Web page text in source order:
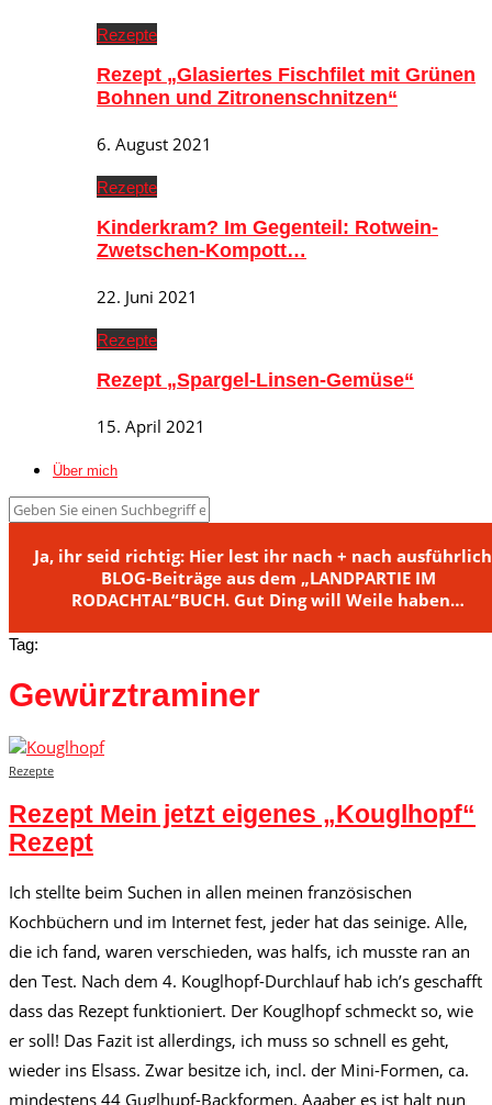
Rezepte
Rezept „Glasiertes Fischfilet mit Grünen
Bohnen und Zitronenschnitzen“
6. August 2021
Rezepte
Kinderkram? Im Gegenteil: Rotwein-
Zwetschen-Kompott…
22. Juni 2021
Rezepte
Rezept „Spargel-Linsen-Gemüse“
15. April 2021
Über mich
Ja, ihr seid richtig: Hier lest ihr nach + nach
BLOG-Beiträge aus dem „LANDPARTIE IM
RODACHTAL“BUCH. Gut Ding will Weile haben…
Tag:
Gewürztraminer
Rezepte
Rezept Mein jetzt eigenes „Kouglhopf“
Rezept
Ich stellte beim Suchen in allen meinen französischen
Kochbüchern und im Internet fest, jeder hat das seinige. Alle,
die ich fand, waren verschieden, was halfs, ich musste ran an
den Test. Nach dem 4. Kouglhopf-Durchlauf hab ich’s geschafft
dass das Rezept funktioniert. Der Kouglhopf schmeckt so, wie
er soll! Das Fazit ist allerdings, ich muss so schnell es geht,
wieder ins Elsass. Zwar besitze ich, incl. der Mini-Formen, ca.
mindestens 44 Guglhupf-Backformen. Aaaber es ist halt nun